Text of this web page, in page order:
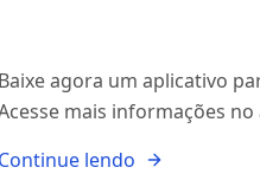
Baixe agora um aplicativo
mais informações
Continue lendo